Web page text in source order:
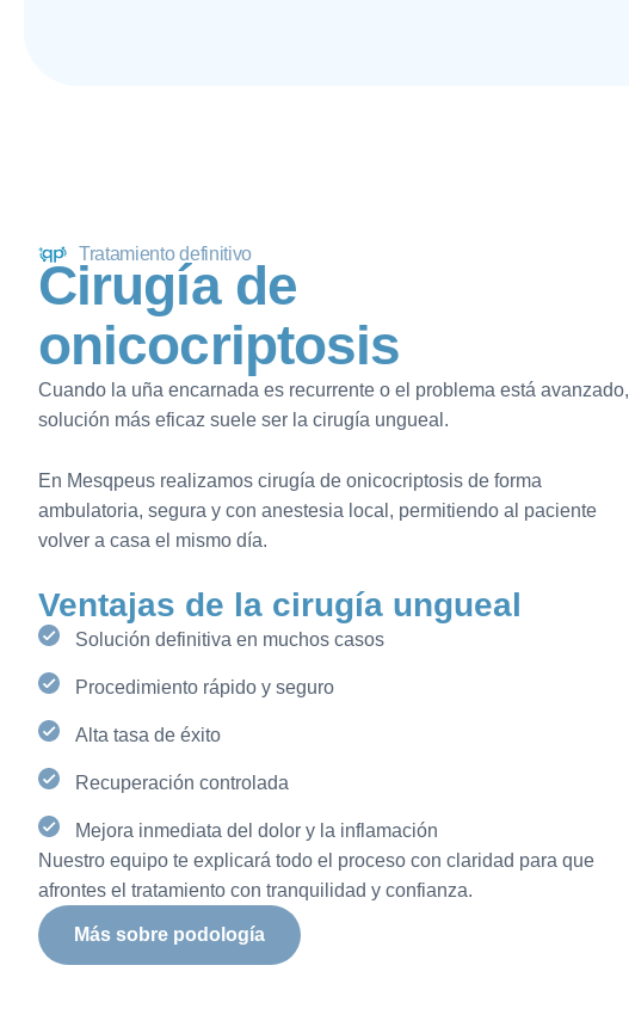
Tratamiento definitivo
Cirugía de
onicocriptosis
Cuando la uña encarnada es recurrente o el problema está
solución más eficaz suele ser la cirugía ungueal.
En Mesqpeus realizamos cirugía de onicocriptosis de forma
ambulatoria, segura y con anestesia local, permitiendo al paciente
volver a casa el mismo día.
Ventajas de la cirugía ungueal
Solución definitiva en muchos casos
Procedimiento rápido y seguro
Alta tasa de éxito
Recuperación controlada
Mejora inmediata del dolor y la inflamación
Nuestro equipo te explicará todo el proceso con claridad para que
afrontes el tratamiento con tranquilidad y confianza.
Más sobre podología